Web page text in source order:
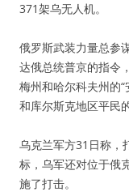
371架乌无人机。
俄罗斯武装力量总参
达俄总统普京的指令
梅州和哈尔科夫州的
和库尔斯克地区平民
乌克兰军方31日称，
标，乌军还对位于俄
施了打击。